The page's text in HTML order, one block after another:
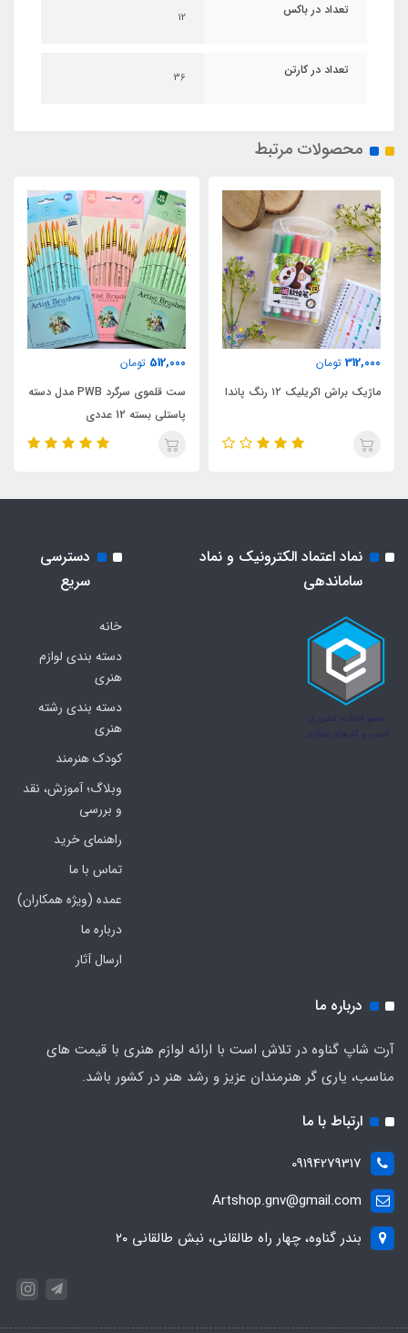
تعداد در باکس 12
تعداد در کارتن 36
محصولات مرتبط
312,000 تومان
ماژیک براش اکریلیک ۱۲ رنگ پاندا
512,000 تومان
ست قلموی سرگرد PWB مدل دسته
پاستلی بسته 12 عددی
نماد اعتماد الکترونیک و نماد
ساماندهی
دسترسی
سریع
خانه
دسته بندی لوازم
هنری
دسته بندی رشته
هنری
کودک هنرمند
وبلاگ؛ آموزش، نقد
و بررسی
راهنمای خرید
تماس با ما
عمده (ویژه همکاران)
درباره ما
ارسال آثار
درباره ما
آرت شاپ گناوه در تلاش است با ارائه لوازم هنری با قیمت های
مناسب، یاری گر هنرمندان عزیز و رشد هنر در کشور باشد.
ارتباط با ما
09194279317
Artshop.gnv@gmail.com
بندر گناوه، چهار راه طالقانی، نبش طالقانی ۲۰